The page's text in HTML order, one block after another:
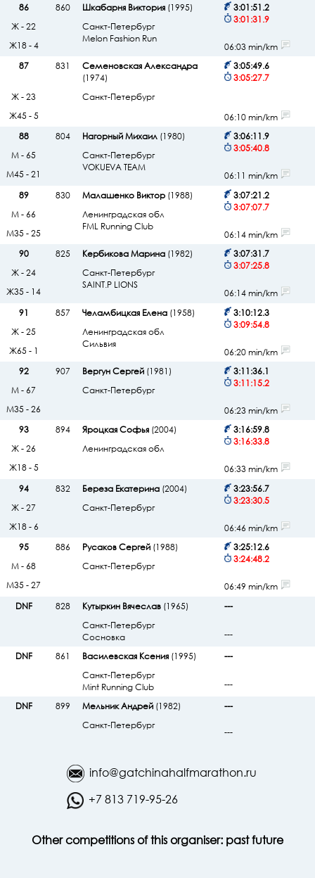
86
860 Шкабарня Виктория(1995)
Санкт-Петербург
Melon Fashion Run
3:01:51.2
3:01:31.9
Ж - 22
Ж18 - 4
06:03 min/km
87
831
Семеновская Александра
(1974)
Санкт-Петербург
3:05:49.6
3:05:27.7
Ж - 23
Ж45 - 5
06:10 min/km
88
804 Нагорный Михаил(1980)
Санкт-Петербург
VOKUEVA TEAM
3:06:11.9
3:05:40.8
М - 65
М45 - 21
06:11 min/km
89
830 Малашенко Виктор(1988)
Ленинградская обл
FML Running Club
3:07:21.2
3:07:07.7
М - 66
М35 - 25
06:14 min/km
90
825 Кербикова Марина(1982)
Санкт-Петербург
SAINT.P LIONS
3:07:31.7
3:07:25.8
Ж - 24
Ж35 - 14
06:14 min/km
91
857 Челамбицкая Елена(1958)
Ленинградская обл
Сильвия
3:10:12.3
3:09:54.8
Ж - 25
Ж65 - 1
06:20 min/km
92
907 Вергун Сергей(1981)
Санкт-Петербург
3:11:36.1
3:11:15.2
М - 67
М35 - 26
06:23 min/km
93
894 Яроцкая Софья(2004)
Ленинградская обл
3:16:59.8
3:16:33.8
Ж - 26
Ж18 - 5
06:33 min/km
94
832 Береза Екатерина(2004)
Санкт-Петербург
3:23:56.7
3:23:30.5
Ж - 27
Ж18 - 6
06:46 min/km
95
886 Русаков Сергей(1988)
Санкт-Петербург
3:25:12.6
3:24:48.2
М - 68
М35 - 27
06:49 min/km
DNF
828 Кутыркин Вячеслав(1965)
Санкт-Петербург
Сосновка
---
---
DNF
861 Василевская Ксения(1995)
Санкт-Петербург
Mint Running Club
---
---
DNF
899 Мельник Андрей(1982)
Санкт-Петербург
---
---
info@gatchinahalfmarathon.ru
+7 813 719-95-26
Other competitions of this organiser: pastfuture